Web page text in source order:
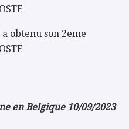
obtenu son 2eme
en Belgique 10/09/2023